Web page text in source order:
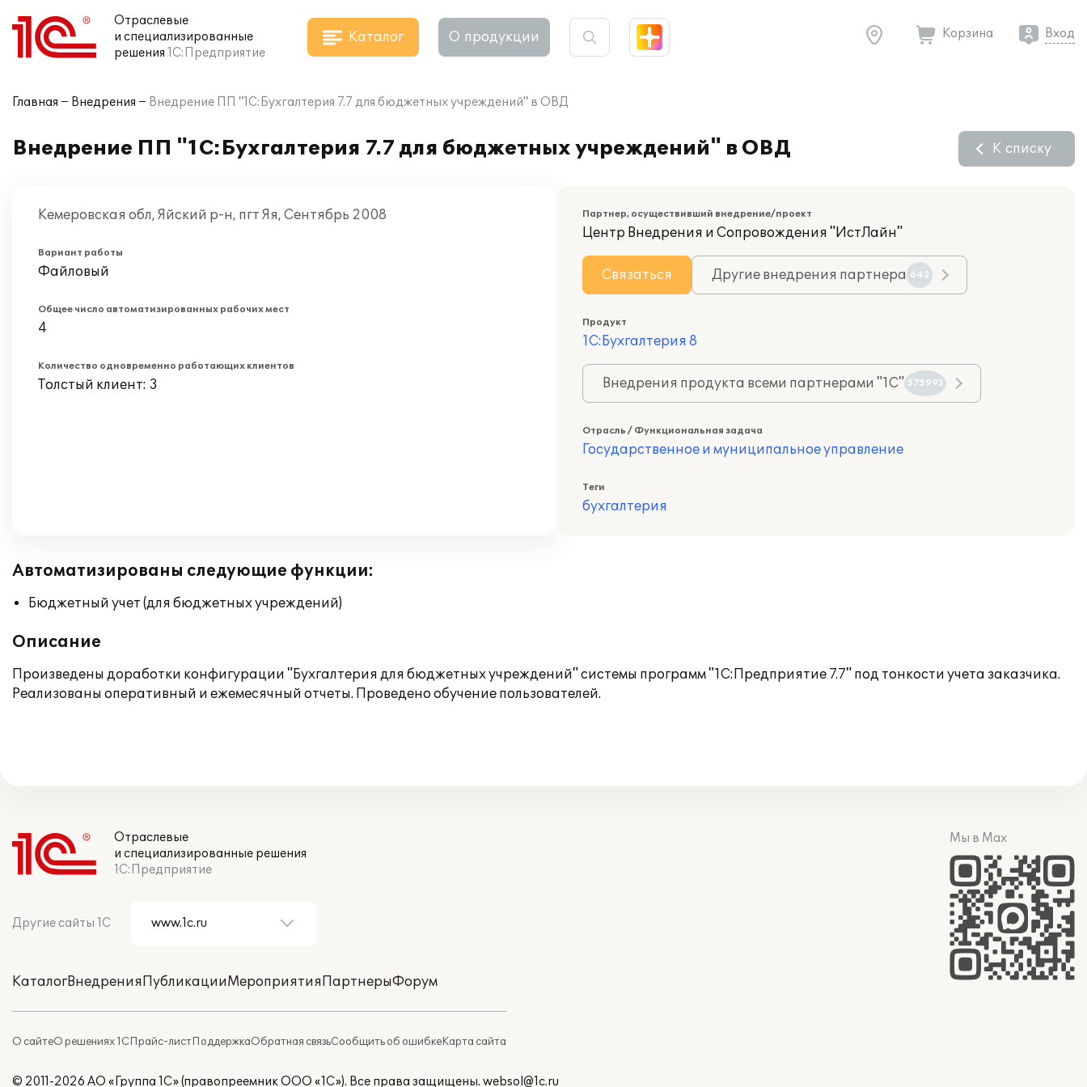
Отраслевые
и специализированные
решения 1С:Предприятие
Каталог О продукции Корзина Вход
Главная Внедрения Внедрение ПП "1С:Бухгалтерия 7.7 для бюджетных учреждений" в ОВД
Внедрение ПП "1С:Бухгалтерия 7.7 для бюджетных учреждений" в ОВД К списку
Кемеровская обл, Яйский р-н, пгт Яя, Сентябрь 2008
Вариант работы
Файловый
Общее число автоматизированных рабочих мест
4
Количество одновременно работающих клиентов
Толстый клиент: 3
Партнер, осуществивший внедрение/проект
Центр Внедрения и Сопровождения "ИстЛайн"
Связаться Другие внедрения партнера 642
Продукт
1С:Бухгалтерия 8
Внедрения продукта всеми партнерами "1С" 575993
Отрасль / Функциональная задача
Государственное и муниципальное управление
Теги
бухгалтерия
Автоматизированы следующие функции:
Бюджетный учет (для бюджетных учреждений)
Описание
Произведены доработки конфигурации "Бухгалтерия для бюджетных учреждений" системы программ "1С:Предприятие 7.7" под тонкости учета заказчика.
Реализованы оперативный и ежемесячный отчеты. Проведено обучение пользователей.
Отраслевые
и специализированные решения
1С:Предприятие
Другие сайты 1С
КаталогВнедренияПубликацииМероприятияПартнерыФорум
О сайтеО решениях 1СПрайс-листПоддержкаОбратная связьСообщить об ошибкеКарта сайта
Мы в Max
© 2011-2026 АО «Группа 1С» (правопреемник ООО «1С»). Все права защищены. websol@1c.ru